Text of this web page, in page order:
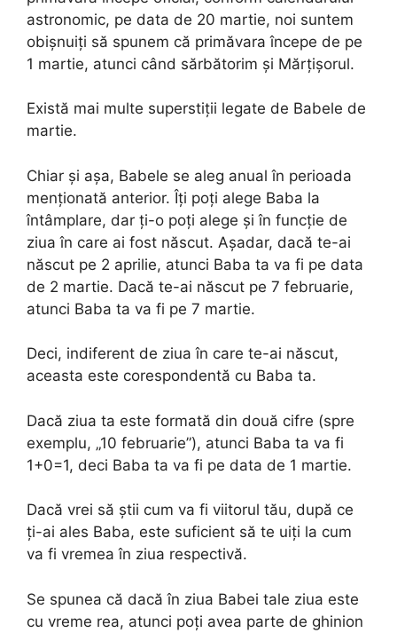
astronomic, pe data de 20 martie, noi suntem
obișnuiți să spunem că primăvara începe de pe
1 martie, atunci când sărbătorim și Mărțișorul.
Există mai multe superstiții legate de Babele de
martie.
Chiar și așa, Babele se aleg anual în perioada
menționată anterior. Îți poți alege Baba la
întâmplare, dar ți-o poți alege și în funcție de
ziua în care ai fost născut. Așadar, dacă te-ai
născut pe 2 aprilie, atunci Baba ta va fi pe data
de 2 martie. Dacă te-ai născut pe 7 februarie,
atunci Baba ta va fi pe 7 martie.
Deci, indiferent de ziua în care te-ai născut,
aceasta este corespondentă cu Baba ta.
Dacă ziua ta este formată din două cifre (spre
exemplu, „10 februarie”), atunci Baba ta va fi
1+0=1, deci Baba ta va fi pe data de 1 martie.
Dacă vrei să știi cum va fi viitorul tău, după ce
ți-ai ales Baba, este suficient să te uiți la cum
va fi vremea în ziua respectivă.
Se spunea că dacă în ziua Babei tale ziua este
cu vreme rea, atunci poți avea parte de ghinion